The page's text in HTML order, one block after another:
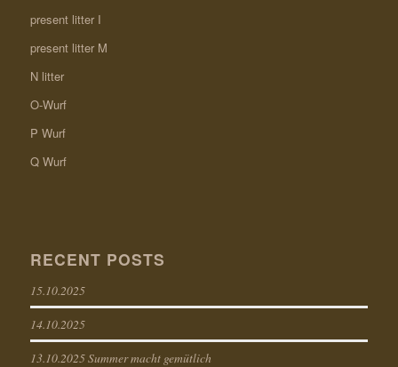
present litter I
present litter M
N litter
O-Wurf
P Wurf
Q Wurf
RECENT POSTS
15.10.2025
14.10.2025
13.10.2025 Summer macht gemütlich